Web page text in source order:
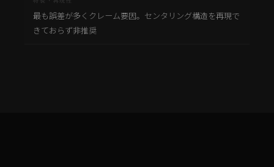
最も誤差が多くクレーム要因。センタリング構造を再現で
きておらず非推奨